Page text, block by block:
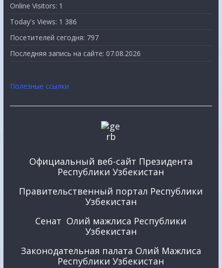
Online Visitors: 1
Today's Views: 1 386
Посетителей сегодня: 797
Последняя запись на сайте: 07.08.2026
Полезные ссылки
Официальный веб-сайт Президента
Республики Узбекистан
Правительственный портал Республики
Узбекистан
Сенат Олий мажлиса Республики
Узбекистан
Законодательная палата Олий Мажлиса
Республики Узбекистан